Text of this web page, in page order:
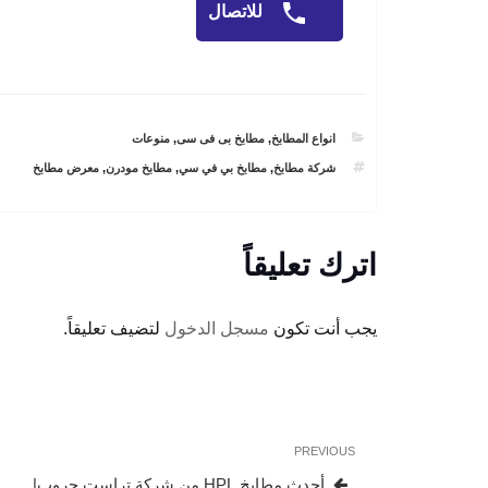
للاتصال
CATEGORIES
انواع المطابخ,مطابخ بى فى سى,منوعات
TAGS
شركة مطابخ,مطابخ بي في سي,مطابخ مودرن,معرض مطابخ
اترك تعليقاً
يجب أنت تكون مسجل الدخول لتضيف تعليقاً.
تصفّح
المقالات
Previous
Post
PREVIOUS
أحدث مطابخ HPL من شركة تراست جروب|